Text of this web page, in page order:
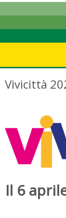
Vivicittà
Il 6